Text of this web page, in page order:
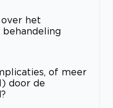
het
of meer
door de